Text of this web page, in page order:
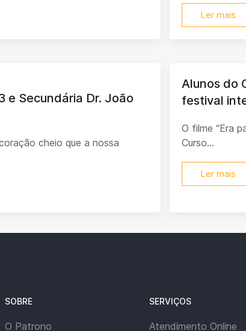
Ler mais
e Secundária Dr. João
cheio que a nossa
Alunos do
festival
O filme “Era
Curso...
Ler mais
SOBRE
O Patrono
SERVIÇOS
Atendimento Online